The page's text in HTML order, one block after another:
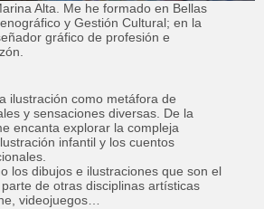
Alta. Me he formado en Bellas
y Gestión Cultural; en la
gráfico de profesión e
ilustración como metáfora de
y sensaciones diversas. De la
encanta explorar la compleja
infantil y los cuentos
los dibujos e ilustraciones que son el
de otras disciplinas artísticas
videojuegos…